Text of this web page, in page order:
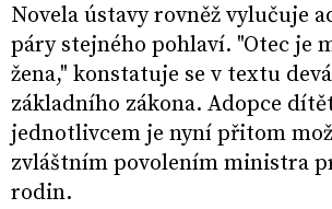
Novela ústavy rovněž vylučuje
páry stejného pohlaví. "Otec je
žena," konstatuje se v textu
základního zákona. Adopce
jednotlivcem je nyní přitom
zvláštním povolením ministra
rodin.